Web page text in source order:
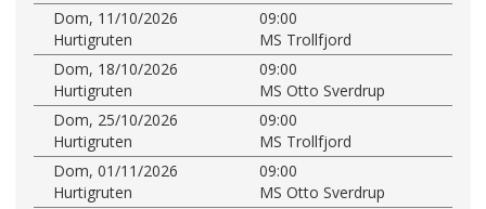
Dom, 11/10/2026
09:00
Hurtigruten
MS Trollfjord
Dom, 18/10/2026
09:00
Hurtigruten
MS Otto Sverdrup
Dom, 25/10/2026
09:00
Hurtigruten
MS Trollfjord
Dom, 01/11/2026
09:00
Hurtigruten
MS Otto Sverdrup